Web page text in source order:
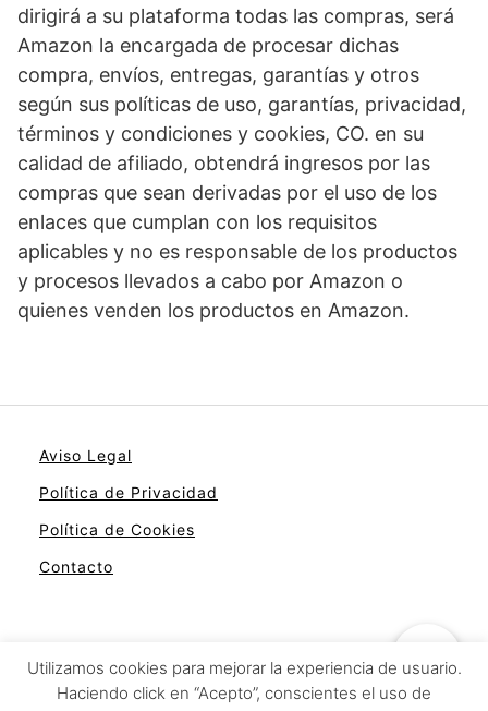
dirigirá a su plataforma todas las compras, será
Amazon la encargada de procesar dichas
compra, envíos, entregas, garantías y otros
según sus políticas de uso, garantías, privacidad,
términos y condiciones y cookies, CO. en su
calidad de afiliado, obtendrá ingresos por las
compras que sean derivadas por el uso de los
enlaces que cumplan con los requisitos
aplicables y no es responsable de los productos
y procesos llevados a cabo por Amazon o
quienes venden los productos en Amazon.
Aviso Legal
Política de Privacidad
Política de Cookies
Contacto
Solo fanáticos del móvil
Utilizamos cookies para mejorar la experiencia de usuario.
Haciendo click en “Acepto”, conscientes el uso de